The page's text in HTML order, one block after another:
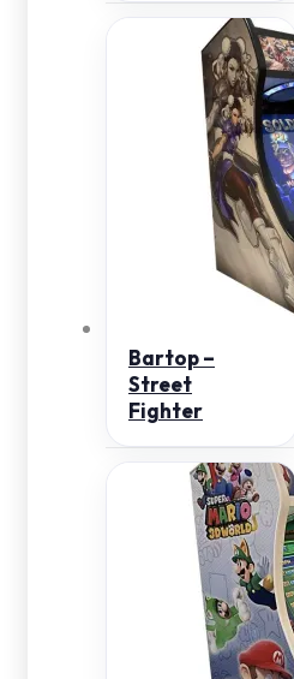
Bartop –
Street
Fighter